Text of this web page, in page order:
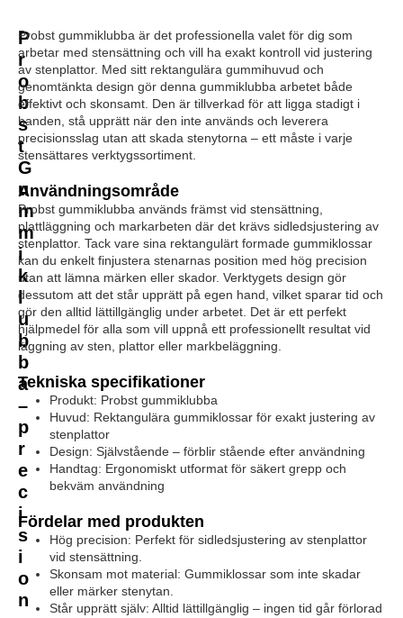
P
r
o
b
s
t
G
u
m
m
i
k
l
u
b
b
a
–
p
r
e
c
i
s
i
o
n
Probst gummiklubba är det professionella valet för dig som
arbetar med stensättning och vill ha exakt kontroll vid justering
av stenplattor. Med sitt rektangulära gummihuvud och
genomtänkta design gör denna gummiklubba arbetet både
effektivt och skonsamt. Den är tillverkad för att ligga stadigt i
handen, stå upprätt när den inte används och leverera
precisionsslag utan att skada stenytorna – ett måste i varje
stensättares verktygssortiment.
Användningsområde
Probst gummiklubba används främst vid stensättning,
plattläggning och markarbeten där det krävs sidledsjustering av
stenplattor. Tack vare sina rektangulärt formade gummiklossar
kan du enkelt finjustera stenarnas position med hög precision
utan att lämna märken eller skador. Verktygets design gör
dessutom att det står upprätt på egen hand, vilket sparar tid och
gör den alltid lättillgänglig under arbetet. Det är ett perfekt
hjälpmedel för alla som vill uppnå ett professionellt resultat vid
läggning av sten, plattor eller markbeläggning.
Tekniska specifikationer
Produkt: Probst gummiklubba
Huvud: Rektangulära gummiklossar för exakt justering av
stenplattor
Design: Självstående – förblir stående efter användning
Handtag: Ergonomiskt utformat för säkert grepp och
bekväm användning
Fördelar med produkten
Hög precision: Perfekt för sidledsjustering av stenplattor
vid stensättning.
Skonsam mot material: Gummiklossar som inte skadar
eller märker stenytan.
Står upprätt själv: Alltid lättillgänglig – ingen tid går förlorad